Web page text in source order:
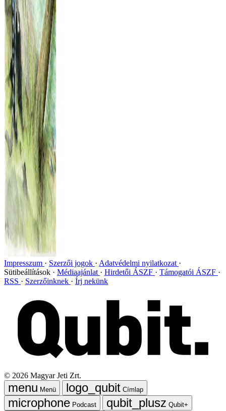
Impresszum Szerzői jogok
Adatvédelmi nyilatkozat
Sütibeállítások
Médiaajánlat Hirdetői ÁSZF
Támogatói ÁSZF
RSS
Szerzőinknek Írj nekünk
© 2026 Magyar Jeti Zrt.
Menü
Címlap
Podcast
Qubit+